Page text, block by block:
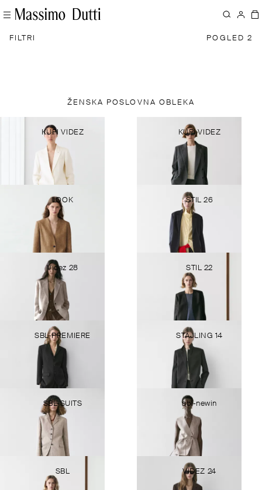
FILTRI POGLED 2
ŽENSKA POSLOVNA OBLEKA
KUPI VIDEZ KUPI VIDEZ
LOOK STIL 26
Videz 28 STIL 22
SBL-PREMIERE STAJLING 14
SBL-SUITS sbl-newin
SBL VIDEZ 24